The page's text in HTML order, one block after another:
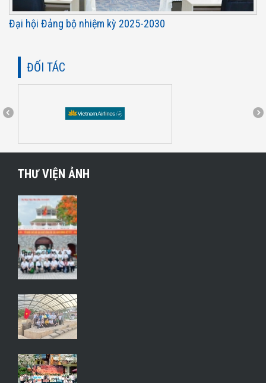
Đại hội Đảng bộ nhiệm kỳ 2025-2030
ĐỐI TÁC
THƯ VIỆN ẢNH